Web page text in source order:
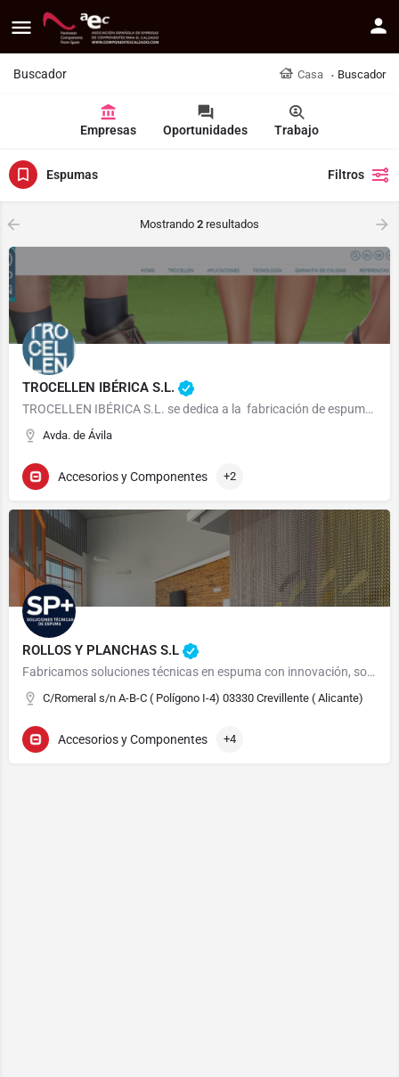
Buscador Casa Buscador
Empresas Oportunidades Trabajo
Espumas Filtros
Mostrando 2 resultados
TROCELLEN IBÉRICA S.L.
TROCELLEN IBÉRICA S.L. se dedica a la fabricación de espuma de polietileno reticulado para calzado.…
Avda. de Ávila
Accesorios y Componentes +2
ROLLOS Y PLANCHAS S.L
Fabricamos soluciones técnicas en espuma con innovación, sostenibilidad y un firme compromiso con la calidad…
C/Romeral s/n A-B-C ( Polígono I-4) 03330 Crevillente ( Alicante)
Accesorios y Componentes +4